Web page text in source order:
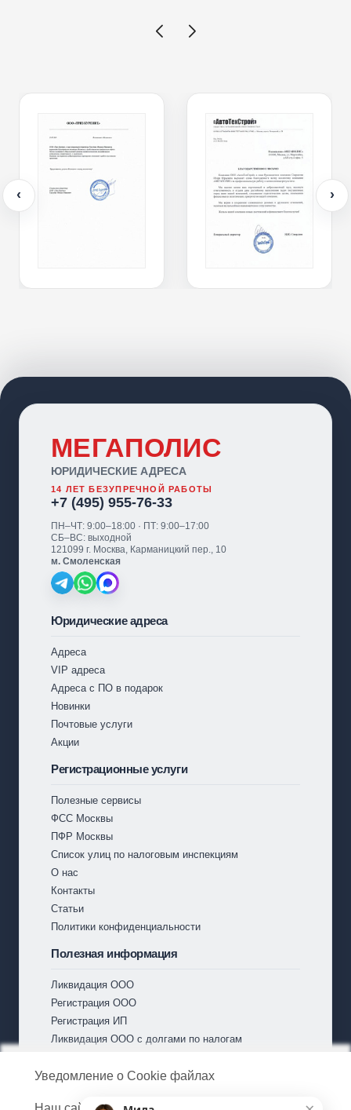
вежливость и внимательный
объяснила, помогла
разобраться во всех
вопросах и оставила очень
приятное впечатление.
Компания надёжная и
клиентоориентированная.
‹ ›
МЕГАПОЛИС
ЮРИДИЧЕСКИЕ АДРЕСА
14 ЛЕТ БЕЗУПРЕЧНОЙ РАБОТЫ
+7 (495) 955-76-33
ПН–ЧТ: 9:00–18:00 · ПТ: 9:00–17:00
СБ–ВС: выходной
121099 г. Москва, Карманицкий пер., 10
м. Смоленская
Юридические адреса
Адреса
VIP адреса
Адреса с ПО в подарок
Новинки
Почтовые услуги
Акции
Регистрационные услуги
Полезные сервисы
ФСС Москвы
ПФР Москвы
Список улиц по налоговым инспекциям
О нас
Контакты
Статьи
Политики конфиденциальности
Полезная информация
Ликвидация ООО
Регистрация ООО
Регистрация ИП
Ликвидация ООО с долгами по налогам
Внесение изменений в ООО
Уведомление о Cookie файлах